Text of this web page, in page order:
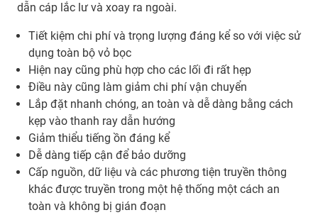
dẫn cáp lắc lư và xoay ra ngoài.
Tiết kiệm chi phí và trọng lượng đáng kể so với việc sử
dụng toàn bộ vỏ bọc
Hiện nay cũng phù hợp cho các lối đi rất hẹp
Điều này cũng làm giảm chi phí vận chuyển
Lắp đặt nhanh chóng, an toàn và dễ dàng bằng cách
kẹp vào thanh ray dẫn hướng
Giảm thiểu tiếng ồn đáng kể
Dễ dàng tiếp cận để bảo dưỡng
Cấp nguồn, dữ liệu và các phương tiện truyền thông
khác được truyền trong một hệ thống một cách an
toàn và không bị gián đoạn